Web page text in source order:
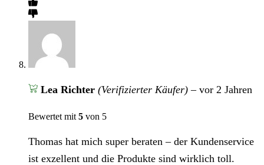
Lea Richter (Verifizierter Käufer) – vor 2 Jahren
Bewertet mit5 von 5
Thomas hat mich super beraten – der Kundenservice
ist exzellent und die Produkte sind wirklich toll.